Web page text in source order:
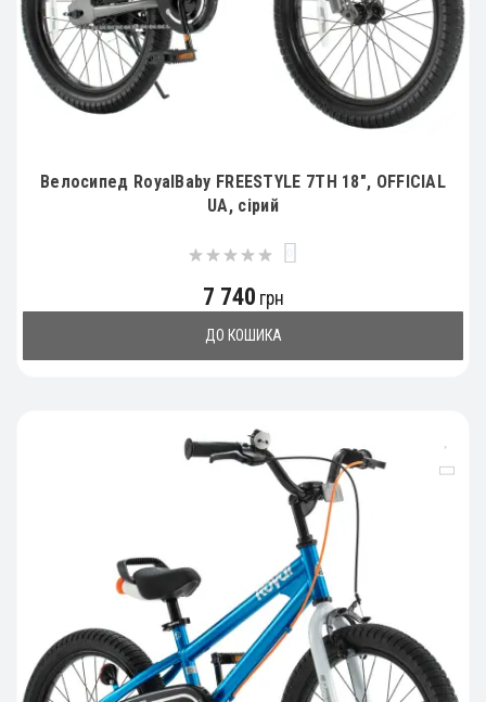
Велосипед RoyalBaby FREESTYLE 7TH 18", OFFICIAL
UA, сірий
7 740 грн
ДО КОШИКА